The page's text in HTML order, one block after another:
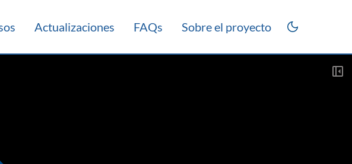
Actualizaciones FAQs Sobre el proyecto